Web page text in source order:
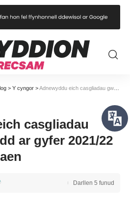
> Y cyngor >Adnewyddu eich casgliadau gwastraff gardd ar gyfer 2021/22 o heddiw ymlaen
casgliadau
ar gyfer 2021/22
Darllen 5 funud